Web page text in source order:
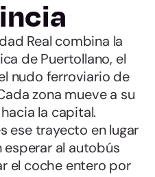
Real combina la
de Puertollano, el
nudo ferroviario de
zona mueve a su
la capital.
ese trayecto en lugar
esperar al autobús
el coche entero por